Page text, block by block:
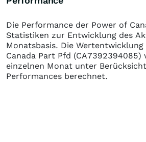
Die Performance der Power of
Statistiken zur Entwicklung des
Monatsbasis. Die Wertentwicklung
Canada Part Pfd (CA7392394085)
einzelnen Monat unter
Performances berechnet.